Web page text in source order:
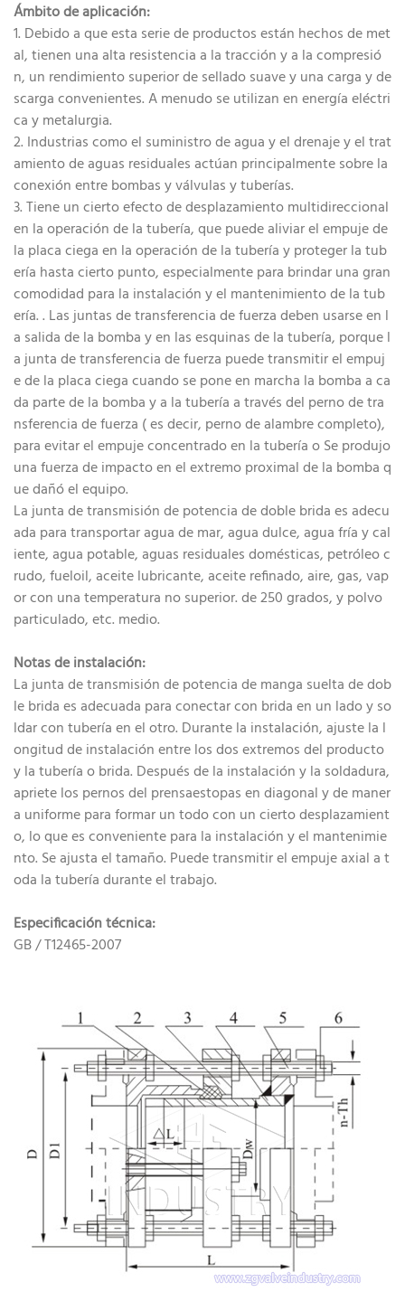
Ámbito de aplicación:
1. Debido a que esta serie de productos están hechos de met
al, tienen una alta resistencia a la tracción y a la compresió
n, un rendimiento superior de sellado suave y una carga y de
scarga convenientes. A menudo se utilizan en energía eléctri
ca y metalurgia.
2. Industrias como el suministro de agua y el drenaje y el trat
amiento de aguas residuales actúan principalmente sobre la
conexión entre bombas y válvulas y tuberías.
3. Tiene un cierto efecto de desplazamiento multidireccional
en la operación de la tubería, que puede aliviar el empuje de
la placa ciega en la operación de la tubería y proteger la tub
ería hasta cierto punto, especialmente para brindar una gran
comodidad para la instalación y el mantenimiento de la tub
ería. . Las juntas de transferencia de fuerza deben usarse en l
a salida de la bomba y en las esquinas de la tubería, porque l
a junta de transferencia de fuerza puede transmitir el empuj
e de la placa ciega cuando se pone en marcha la bomba a ca
da parte de la bomba y a la tubería a través del perno de tra
nsferencia de fuerza ( es decir, perno de alambre completo),
para evitar el empuje concentrado en la tubería o Se produjo
una fuerza de impacto en el extremo proximal de la bomba q
ue dañó el equipo.
La junta de transmisión de potencia de doble brida es adecu
ada para transportar agua de mar, agua dulce, agua fría y cal
iente, agua potable, aguas residuales domésticas, petróleo c
rudo, fueloil, aceite lubricante, aceite refinado, aire, gas, vap
or con una temperatura no superior. de 250 grados, y polvo
particulado, etc. medio.
Notas de instalación:
La junta de transmisión de potencia de manga suelta de dob
le brida es adecuada para conectar con brida en un lado y so
ldar con tubería en el otro. Durante la instalación, ajuste la l
ongitud de instalación entre los dos extremos del producto
y la tubería o brida. Después de la instalación y la soldadura,
apriete los pernos del prensaestopas en diagonal y de maner
a uniforme para formar un todo con un cierto desplazamient
o, lo que es conveniente para la instalación y el mantenimie
nto. Se ajusta el tamaño. Puede transmitir el empuje axial a t
oda la tubería durante el trabajo.
Especificación técnica:
GB / T12465-2007